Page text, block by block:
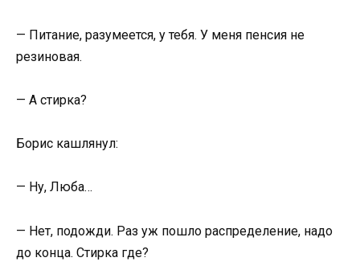
— Питание, разумеется, у тебя. У меня пенсия не
резиновая.
— А стирка?
Борис кашлянул:
— Ну, Люба…
— Нет, подожди. Раз уж пошло распределение, надо
до конца. Стирка где?